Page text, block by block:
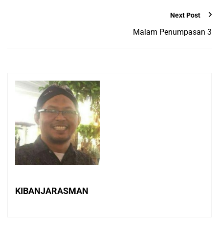
Next Post
Malam Penumpasan 3
KIBANJARASMAN